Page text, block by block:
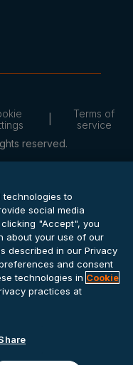
reserved.
Terms of
service
technologies to
social media
"Accept", you
about your use of our
described in our Privacy
and consent
technologies in Cookie
practices at